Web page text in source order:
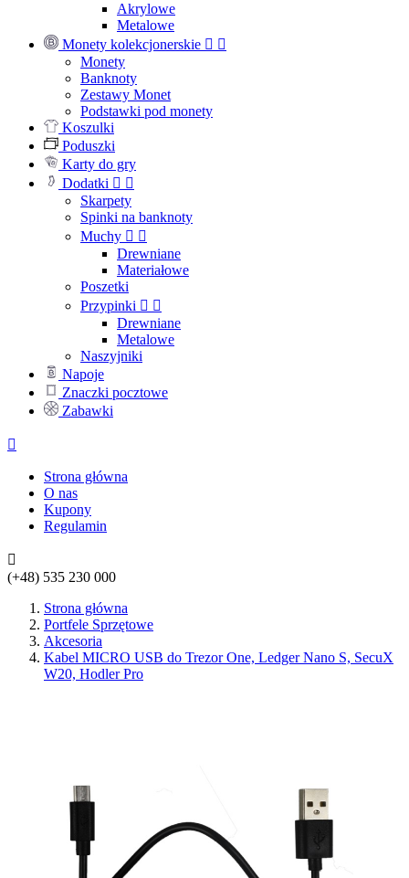
Akrylowe
Metalowe
Monety kolekcjonerskie  
Monety
Banknoty
Zestawy Monet
Podstawki pod monety
Koszulki
Poduszki
Karty do gry
Dodatki  
Skarpety
Spinki na banknoty
Muchy  
Drewniane
Materiałowe
Poszetki
Przypinki  
Drewniane
Metalowe
Naszyjniki
Napoje
Znaczki pocztowe
Zabawki

Strona główna
O nas
Kupony
Regulamin

(+48) 535 230 000
Strona główna
Portfele Sprzętowe
Akcesoria
Kabel MICRO USB do Trezor One, Ledger Nano S, SecuX
W20, Hodler Pro